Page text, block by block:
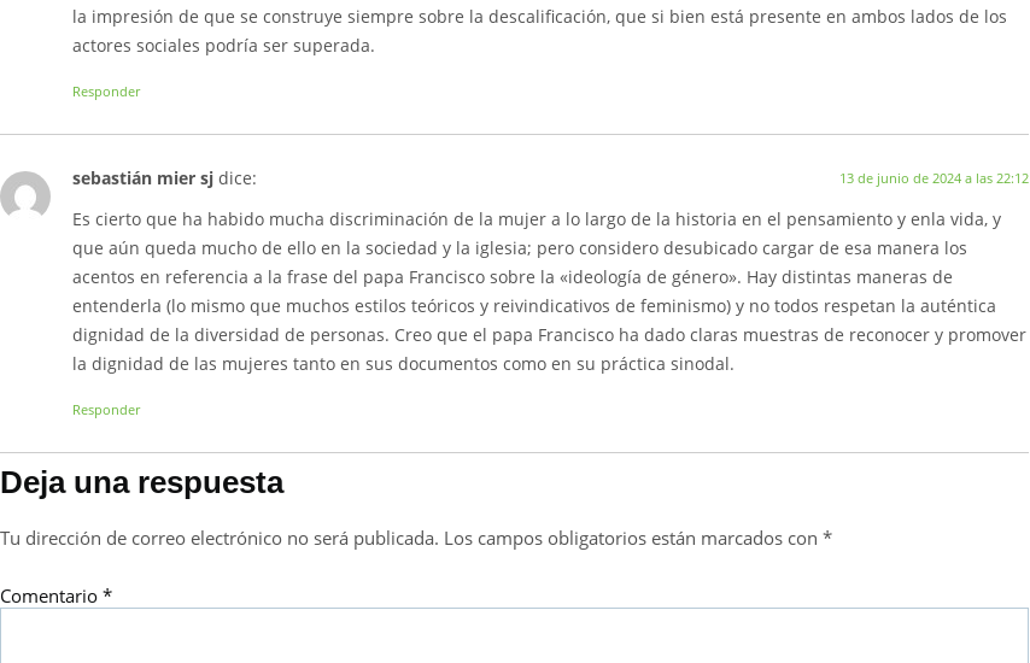
la impresión de que se construye siempre sobre la descalificación, que si bien está presente en ambos lados de los
actores sociales podría ser superada.
Responder
sebastián mier sj dice: 13 de junio de 2024 a las 22:12
Es cierto que ha habido mucha discriminación de la mujer a lo largo de la historia en el pensamiento y enla vida, y
que aún queda mucho de ello en la sociedad y la iglesia; pero considero desubicado cargar de esa manera los
acentos en referencia a la frase del papa Francisco sobre la «ideología de género». Hay distintas maneras de
entenderla (lo mismo que muchos estilos teóricos y reivindicativos de feminismo) y no todos respetan la auténtica
dignidad de la diversidad de personas. Creo que el papa Francisco ha dado claras muestras de reconocer y promover
la dignidad de las mujeres tanto en sus documentos como en su práctica sinodal.
Responder
Deja una respuesta
Tu dirección de correo electrónico no será publicada. Los campos obligatorios están marcados con *
Comentario *